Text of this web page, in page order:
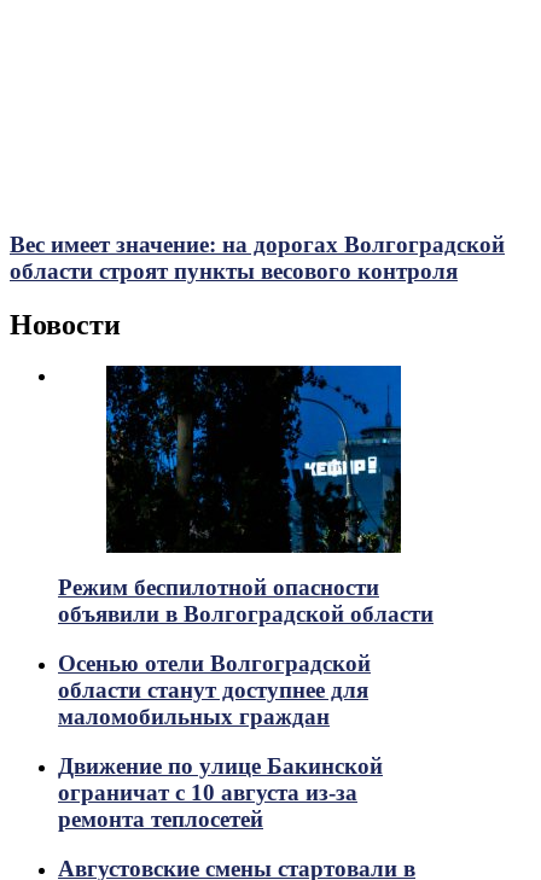
Вес имеет значение: на дорогах Волгоградской
области строят пункты весового контроля
Новости
Режим беспилотной опасности
объявили в Волгоградской области
Осенью отели Волгоградской
области станут доступнее для
маломобильных граждан
Движение по улице Бакинской
ограничат с 10 августа из-за
ремонта теплосетей
Августовские смены стартовали в